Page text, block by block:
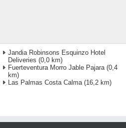
Jandia Robinsons Esquinzo Hotel
Deliveries (0,0 km)
Fuerteventura Morro Jable Pajara(0,4
km)
Las Palmas Costa Calma(16,2 km)